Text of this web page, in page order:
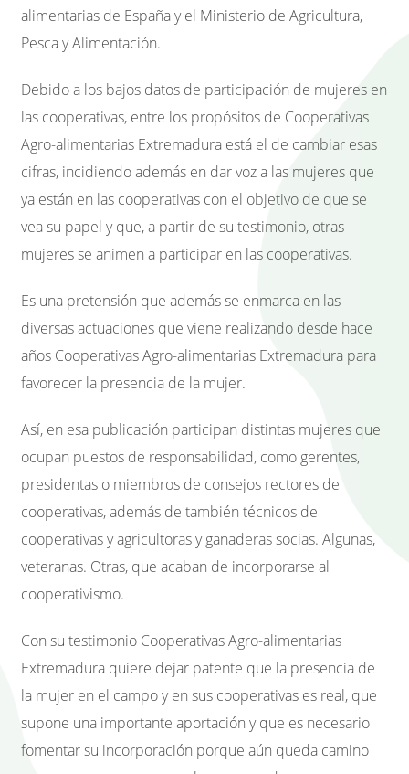
alimentarias de España y el Ministerio de Agricultura,
Pesca y Alimentación.
Debido a los bajos datos de participación de mujeres en
las cooperativas, entre los propósitos de Cooperativas
Agro-alimentarias Extremadura está el de cambiar esas
cifras, incidiendo además en dar voz a las mujeres que
ya están en las cooperativas con el objetivo de que se
vea su papel y que, a partir de su testimonio, otras
mujeres se animen a participar en las cooperativas.
Es una pretensión que además se enmarca en las
diversas actuaciones que viene realizando desde hace
años Cooperativas Agro-alimentarias Extremadura para
favorecer la presencia de la mujer.
Así, en esa publicación participan distintas mujeres que
ocupan puestos de responsabilidad, como gerentes,
presidentas o miembros de consejos rectores de
cooperativas, además de también técnicos de
cooperativas y agricultoras y ganaderas socias. Algunas,
veteranas. Otras, que acaban de incorporarse al
cooperativismo.
Con su testimonio Cooperativas Agro-alimentarias
Extremadura quiere dejar patente que la presencia de
la mujer en el campo y en sus cooperativas es real, que
supone una importante aportación y que es necesario
fomentar su incorporación porque aún queda camino